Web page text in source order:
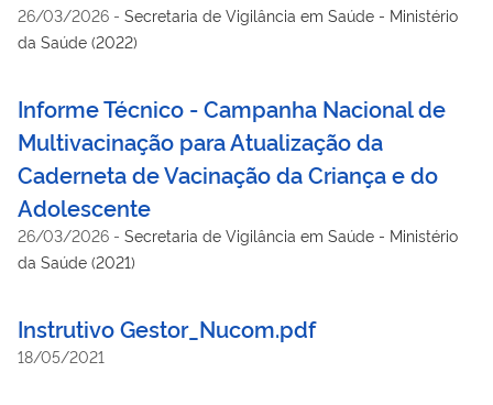
26/03/2026 - Secretaria de Vigilância em Saúde - Ministério
da Saúde (2022)
Informe Técnico - Campanha Nacional de
Multivacinação para Atualização da
Caderneta de Vacinação da Criança e do
Adolescente
26/03/2026 - Secretaria de Vigilância em Saúde - Ministério
da Saúde (2021)
Instrutivo Gestor_Nucom.pdf
18/05/2021